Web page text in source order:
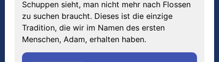
Schuppen sieht, man nicht mehr nach Flossen
zu suchen braucht. Dieses ist die einzige
Tradition, die wir im Namen des ersten
Menschen, Adam, erhalten haben.